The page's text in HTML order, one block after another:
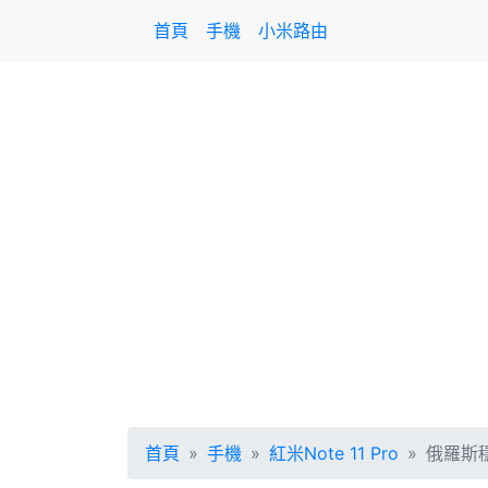
首頁 手機 小米路由
首頁 手機 紅米Note 11 Pro 俄羅斯